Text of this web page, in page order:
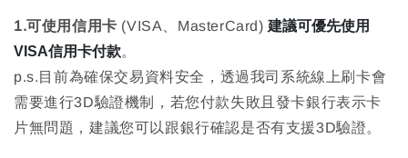
1.可使用信用卡 (VISA、MasterCard) 建議可優先使用
VISA信用卡付款。
p.s.目前為確保交易資料安全，透過我司系統線上刷卡會
需要進行3D驗證機制，若您付款失敗且發卡銀行表示卡
片無問題，建議您可以跟銀行確認是否有支援3D驗證。